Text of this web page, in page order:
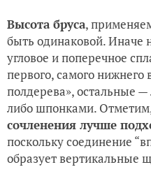
Высота бруса,
быть одинаковой. Иначе
угловое и поперечное
первого, самого нижнего
полдерева», остальные
либо шпонками.
сочленения лучше
поскольку соединение
образует вертикальные